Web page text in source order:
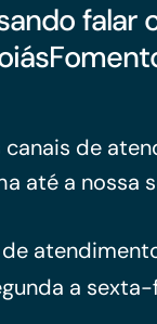
falar
canais de
até a nossa
a